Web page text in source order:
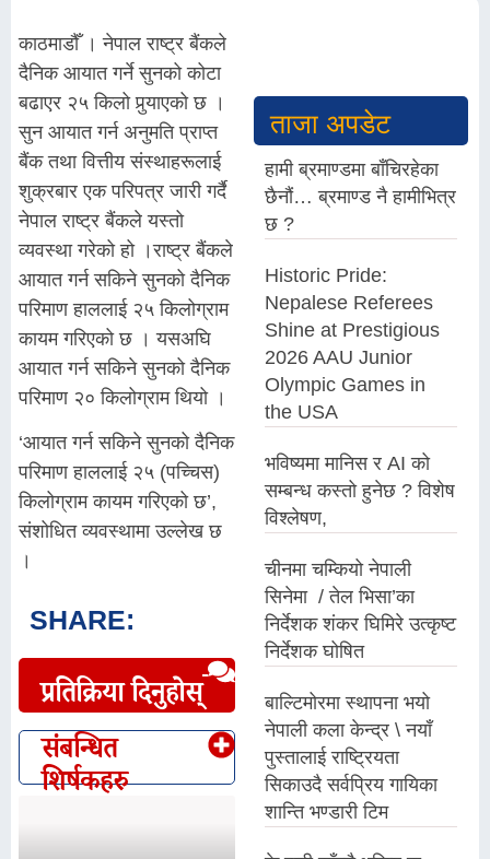
काठमाडौँ । नेपाल राष्ट्र बैंकले
दैनिक आयात गर्ने सुनको कोटा
बढाएर २५ किलो पुर्‍याएको छ ।
सुन आयात गर्न अनुमति प्राप्त
बैंक तथा वित्तीय संस्थाहरूलाई
शुक्रबार एक परिपत्र जारी गर्दै
नेपाल राष्ट्र बैंकले यस्तो
व्यवस्था गरेको हो ।राष्ट्र बैंकले
आयात गर्न सकिने सुनको दैनिक
परिमाण हाललाई २५ किलोग्राम
कायम गरिएको छ । यसअघि
आयात गर्न सकिने सुनको दैनिक
परिमाण २० किलोग्राम थियो ।
‘आयात गर्न सकिने सुनको दैनिक
परिमाण हाललाई २५ (पच्चिस)
किलोग्राम कायम गरिएको छ’,
संशोधित व्यवस्थामा उल्लेख छ
।
SHARE:
प्रतिक्रिया दिनुहोस्
संबन्धित
शिर्षकहरु
ताजा अपडेट
हामी ब्रमाण्डमा बाँचिरहेका
छैनौं… ब्रमाण्ड नै हामीभित्र
छ ?
Historic Pride:
Nepalese Referees
Shine at Prestigious
2026 AAU Junior
Olympic Games in
the USA
भविष्यमा मानिस र AI को
सम्बन्ध कस्तो हुनेछ ? विशेष
विश्लेषण,
चीनमा चम्कियो नेपाली
सिनेमा / तेल भिसा’का
निर्देशक शंकर घिमिरे उत्कृष्ट
निर्देशक घोषित
बाल्टिमोरमा स्थापना भयो
नेपाली कला केन्द्र \ नयाँ
पुस्तालाई राष्ट्रियता
सिकाउदै सर्वप्रिय गायिका
शान्ति भण्डारी टिम